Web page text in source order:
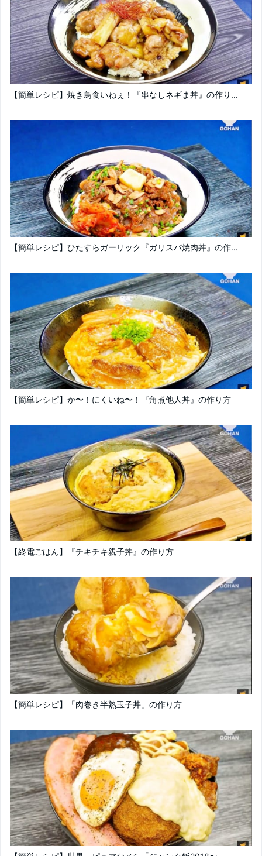
【簡単レシピ】焼き鳥食いねぇ！『串なしネギま丼』の作り...
【簡単レシピ】ひたすらガーリック『ガリスパ焼肉丼』の作...
【簡単レシピ】か〜！にくいね〜！『角煮他人丼』の作り方
【終電ごはん】『チキチキ親子丼』の作り方
【簡単レシピ】「肉巻き半熟玉子丼」の作り方